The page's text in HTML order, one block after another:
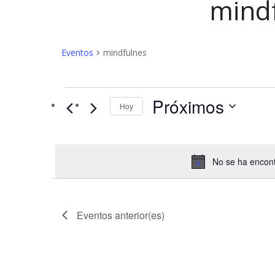
Eventos mindfulnes
Eventos
No se ha
Hoy Próximos
Eventosanterior(es)